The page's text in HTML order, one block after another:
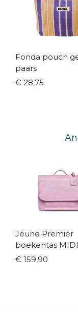
Fonda pouch
paars
€ 28,75
Jeune Premier
boekentas
€ 159,90